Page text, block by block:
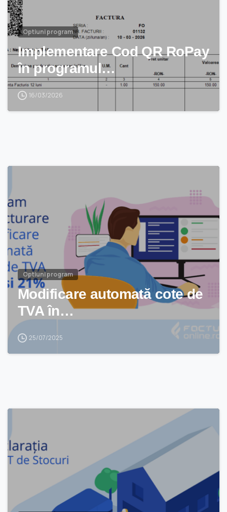
Optiuni program
Implementare Cod QR RoPay
în programul…
16/03/2026
Optiuni program
Modificare automată cote de
TVA în…
25/07/2025